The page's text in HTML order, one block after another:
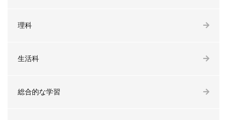
理科
生活科
総合的な学習